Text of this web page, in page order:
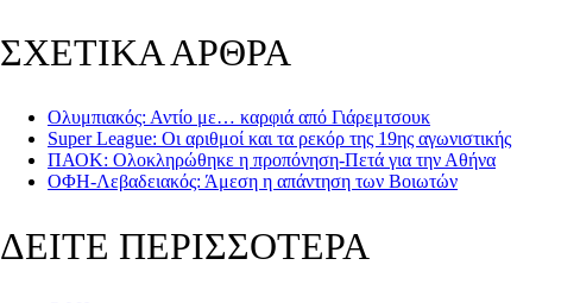
ΣΧΕΤΙΚΑ ΑΡΘΡΑ
Ολυμπιακός: Αντίο με… καρφιά από Γιάρεμτσουκ
Super League: Οι αριθμοί και τα ρεκόρ της 19ης αγωνιστικής
ΠΑΟΚ: Ολοκληρώθηκε η προπόνηση-Πετά για την Αθήνα
ΟΦΗ-Λεβαδειακός: Άμεση η απάντηση των Βοιωτών
ΔΕΙΤΕ ΠΕΡΙΣΣΟΤΕΡΑ